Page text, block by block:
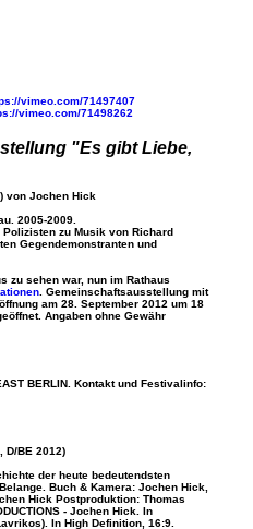
vimeo.com/71497407
vimeo.com/71498262
"Es gibt Liebe,
von Jochen Hick
2005-2009.
zu Musik von Richard
Gegendemonstranten und
zu sehen war, nun im Rathaus
. Gemeinschaftsausstellung mit
am 28. September 2012 um 18
Angaben ohne Gewähr
BERLIN Kontakt und Festivalinfo:
D/BE 2012)
der heute bedeutendsten
Buch & Kamera: Jochen Hick,
Hick Postproduktion: Thomas
- Jochen Hick. In
In High Definition, 16:9.